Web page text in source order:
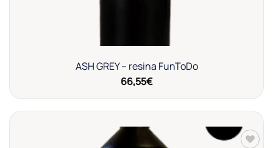
ASH GREY – resina FunToDo
66,55€